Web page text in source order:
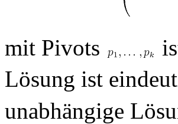
mit Pivots
Lösung ist
unabhängige